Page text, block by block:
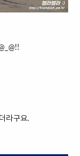
라구요.